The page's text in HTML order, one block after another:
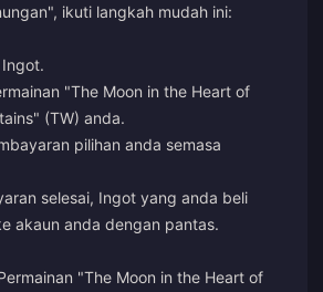
ikuti langkah mudah ini:
Ingot.
"The Moon in the Heart of
(TW) anda.
pilihan anda semasa
selesai, Ingot yang anda beli
akaun anda dengan pantas.
"The Moon in the Heart of